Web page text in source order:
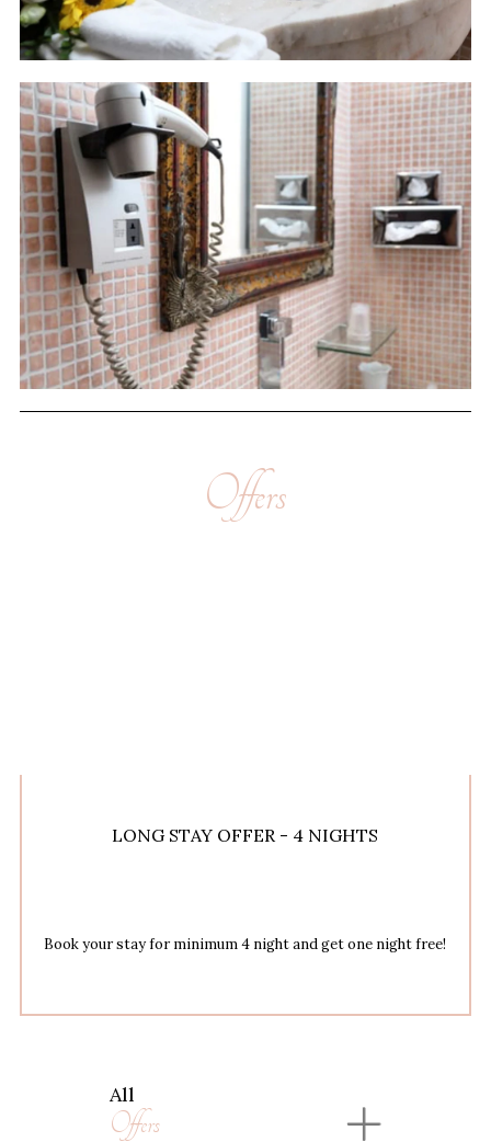
Offers
LONG STAY OFFER - 4 NIGHTS
Book your stay for minimum 4 night and get one night free!
All
Offers